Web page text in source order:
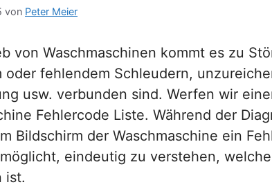
von Peter Meier
von Waschmaschinen kommt es zu
oder fehlendem Schleudern,
usw. verbunden sind. Werfen wir
Fehlercode Liste. Während der
Bildschirm der Waschmaschine ein
eindeutig zu verstehen,
ist.